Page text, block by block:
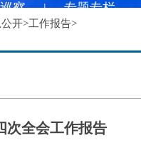
察 | 专题专栏
开>工作报告>
次全会工作报告